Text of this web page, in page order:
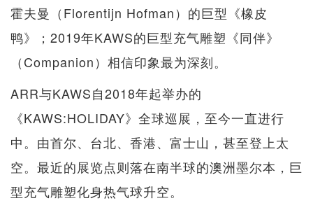
霍夫曼（Florentijn Hofman）的巨型《橡皮
鸭》；2019年KAWS的巨型充气雕塑《同伴》
（Companion）相信印象最为深刻。
ARR与KAWS自2018年起举办的
《KAWS:HOLIDAY》全球巡展，至今一直进行
中。由首尔、台北、香港、富士山，甚至登上太
空。最近的展览点则落在南半球的澳洲墨尔本，巨
型充气雕塑化身热气球升空。